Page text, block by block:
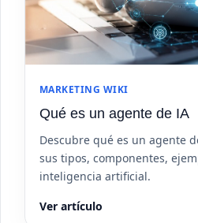
MARKETING WIKI
Qué es un agente de IA
Descubre qué es un agente
sus tipos, componentes,
inteligencia artificial.
Ver artículo